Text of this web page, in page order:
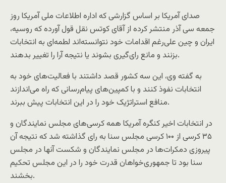
صدای آمریکا بر اساس گزارشی که اداره اطلاعات ملی آمریکا روز
جمعه سی آذر منتشر کرده از آقای کوتس نقل قول آورده که روسیه،
ایران و چین علی‌رغم اقدامات خود نتوانسته‌اند لطمه‌ای به انتخابات
بزنند و مانع رای‌گیری بشوند یا نتیجه آرا را تغییر بدهند.
به گفته وی، این سه کشور قصد داشتند با فعالیت‌های خود به
انتخابات نفوذ کنند و با کمپین‌های پیام‌رسانی که راه می‌اندازند
منافع استراتژیک خود را در این انتخابات پیش ببرند.
در انتخابات اخیر کنگره آمریکا همه کرسی‌های مجلس نمایندگان و
۳۵ کرسی از ۱۰۰ کرسی مجلس سنا به رای گذاشته شد که نتیجه آن
پیروزی دمکرات‌ها در مجلس نمایندگان و شکست آنها در مجلس
سنا بود تا جمهوری‌خواهان قدرت خود را در این مجلس تحکیم
بخشند.